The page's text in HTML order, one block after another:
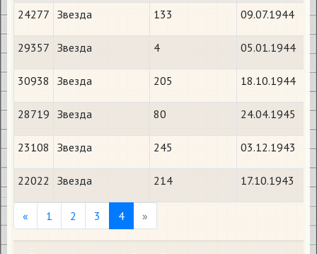
24277 Звезда 133 09.07.1944
29357 Звезда 4 05.01.1944
30938 Звезда 205 18.10.1944
28719 Звезда 80 24.04.1945
23108 Звезда 245 03.12.1943
22022 Звезда 214 17.10.1943
« Previous
1 2 3 4 »